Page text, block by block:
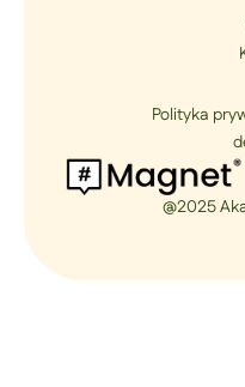
@2025
Polityka